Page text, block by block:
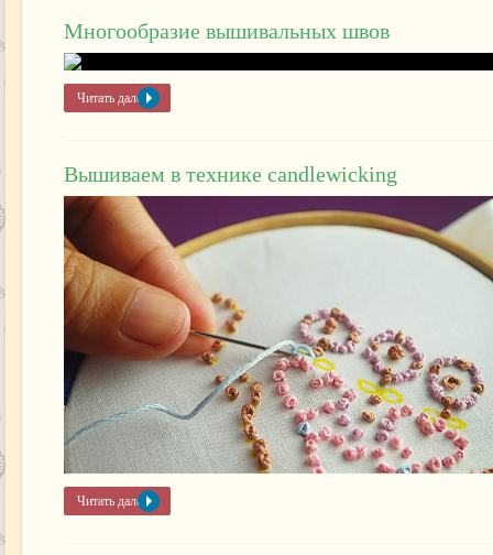
Многообразие вышивальных швов
Читать далее »
Вышиваем в технике candlewicking
Читать далее »